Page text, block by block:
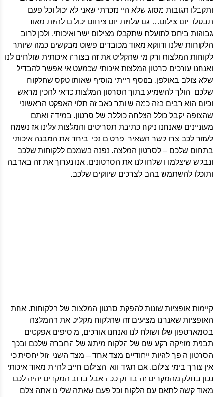
ותקבלו תגובות מסוג שלא היי נזכרתי שאני לא יכול וכל פעם
תבטלו יום צילום… גם עלויות יום ציחום יכולים להיות מאוד
גבוהות ביחס לתועלת שתקבלו מצילום ישר ואיכותי. ולכן לרוב
הלקוחות שלנו ודווקא מאוד מכובדים פשוט מבקשים כמה שיותר
לקוחות המלצות ורק מי שהקליט את זה בצורה איכותית שולחים לנו
ואנחנו עורכים סרטון המלצות איכותי שכמעט אי אפשר להבדיל
שלא צולם באולפן. בנוסף הייתי מוסיף שאותו טקס שהלקוח
שלכם הולך להשמיע בתוך הסרטון המלצות כדאי להכין מראש
וכיום הוא רבים בזה כמה שיותר כאב זה תלוי האפקט הראשוני
שהצופה יקבל כולל הצלחה כוללת של סרטון. במידה ואתם
מעוניינים שאנחנו ניקח כתיבת תסריטים והמלצות עלינו אז נשמח
לעזור לכם צרו קשר השאירו פרטים נכין ביחד את המבנה איכותי
בתחום שלכם – לסרטון המלצה. נפנה בשמכם ללקוחות שלכם
ונבקש שיצלמו וישלחו לנו את הסרטונים. אנו נערוך את זה באהבה
ותוכלו להשתמש בהם לצרכים שיווקים שלכם.
קיימות אופציות שונות להפקת סרטון המלצות של הלקוחות. אחת
האופציות שאנחנו מציעים זה שהלקוח מקליט את ההמלצה
בסמארטפון שלו ושולח לנו ואנחנו אורכים, מוסיפים אפקטים
תבנית מוזיקה רקע שם של הלקוח מיתוג של החברה שלכם ובכך
הסרטון הופך להיות ייחודיים מצד אחד – מצד השני זול יחסית כי
אין צורך בימי צילום. אם תגיד וואו הצילום חייב להיות מאוד איכותי
נכון בחלק מהמקרים זה בדיוק ככה אבל ברוב המקרים יהיה לכם
מאוד קשה לתאם עם הלקוח וכל פעם שאתה שלי נו אתה צלם